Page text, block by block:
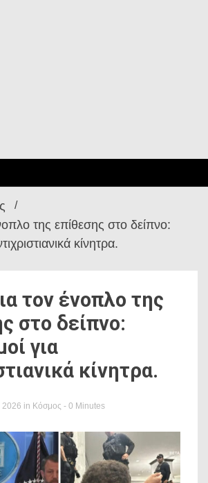
της επίθεσης στο δείπνο:
κίνητρα.
τον ένοπλο της
στο δείπνο:
για
κίνητρα.
2026 in Κόσμος - 0 Minutes